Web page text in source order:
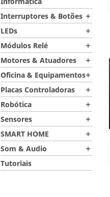
Interruptores & Botões 
LEDs 
Módulos Relé 
Motores & Atuadores 
Oficina & Equipamentos
Placas Controladoras 
Robótica 
Sensores 
SMART HOME 
Som & Audio 
Tutoriais